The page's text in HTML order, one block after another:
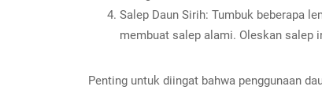
Salep Daun Sirih: Tumbuk beberapa
membuat salep alami. Oleskan salep
Penting untuk diingat bahwa penggunaan